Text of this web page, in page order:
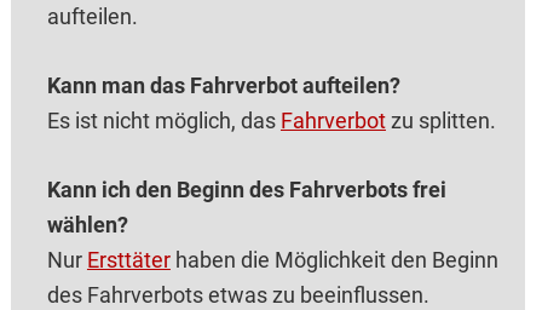
aufteilen.
Kann man das Fahrverbot aufteilen?
Es ist nicht möglich, das Fahrverbotzu splitten.
Kann ich den Beginn des Fahrverbots frei
wählen?
Nur Ersttäterhaben die Möglichkeit den Beginn
des Fahrverbots etwas zu beeinflussen.